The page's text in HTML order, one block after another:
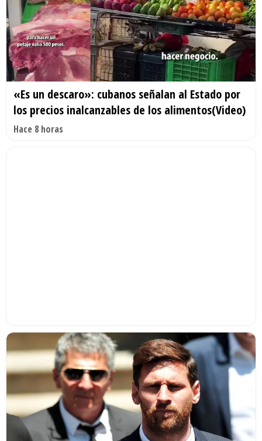
«Es un descaro»: cubanos señalan al Estado por
los precios inalcanzables de los alimentos(Video)
Hace 8 horas